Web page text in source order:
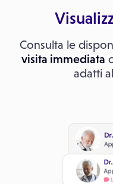
Consulta le
visita immediata
adatti